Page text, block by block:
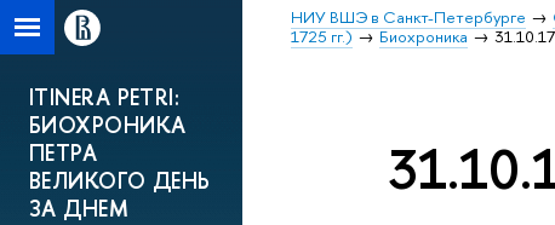
НИУ ВШЭ в Санкт-Петербурге
1725 гг.)
Биохроника
ITINERA PETRI:
БИОХРОНИКА
ПЕТРА
ВЕЛИКОГО ДЕНЬ
ЗА ДНЕМ